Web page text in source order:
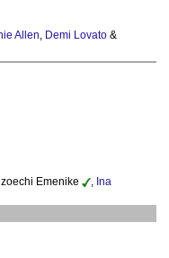
Allen, Demi Lovato &
Emenike , Ina